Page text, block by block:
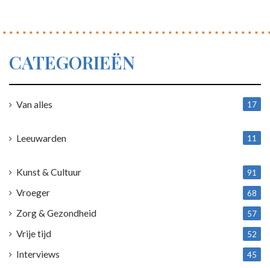
CATEGORIEËN
Van alles
17
Leeuwarden
11
Kunst & Cultuur 91
Vroeger 68
Zorg & Gezondheid 57
Vrije tijd 52
Interviews 45